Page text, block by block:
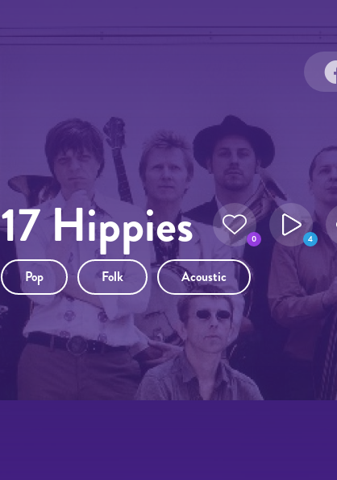
17 Hippies 0 4
Pop Folk Acoustic